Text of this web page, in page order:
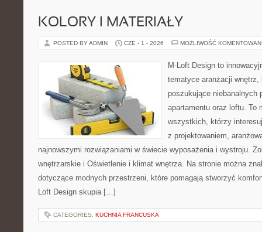
KOLORY I MATERIAŁY
POSTED BY ADMIN CZE - 1 - 2026 MOŻLIWOŚĆ
M-Loft Design to
tematyce aranżacji
poszukujące niebanalnych
apartamentu oraz loftu. To
wszystkich, którzy
z projektowaniem,
najnowszymi rozwiązaniami w świecie wyposażenia i wystroju.
wnętrzarskie i Oświetlenie i klimat wnętrza. Na stronie można
dotyczące modnych przestrzeni, które pomagają stworzyć
Loft Design skupia […]
CATEGORIES: KUCHNIA FRANCUSKA